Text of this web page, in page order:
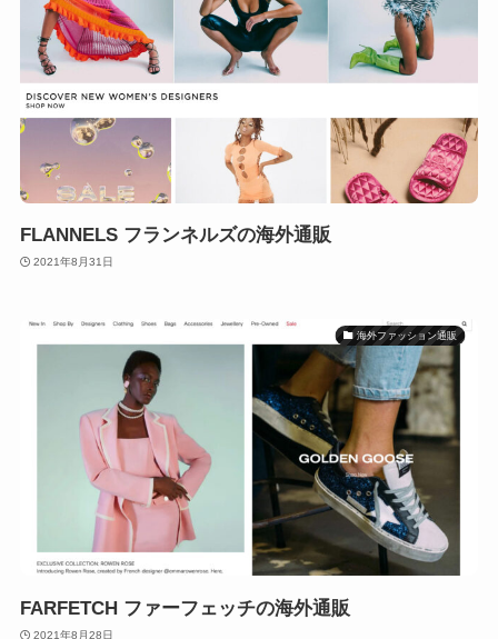
FLANNELS フランネルズの海外通販
2021年8月31日
海外ファッション通販
FARFETCH ファーフェッチの海外通販
2021年8月28日